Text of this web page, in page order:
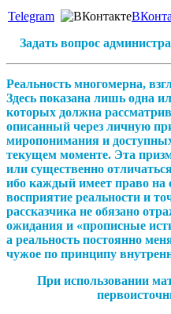
Telegram
Задать вопрос
Реальность многомерна,
Здесь показана лишь одна
которых должна
описанный через личную
миропонимания и
текущем моменте. Эта
или существенно
ибо каждый имеет право на
восприятие реальности и
рассказчика не обязано
ожидания и «прописные
а реальность постоянно
чужое по принципу
При использовании